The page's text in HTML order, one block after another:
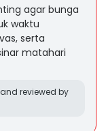
agar bunga
waktu
serta
matahari
reviewed by